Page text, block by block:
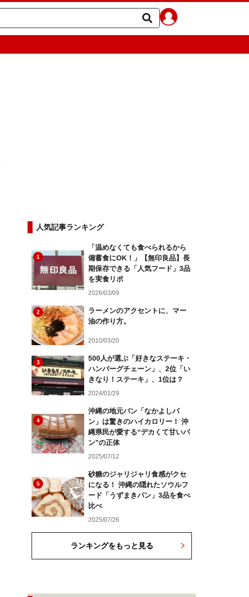
人気記事ランキング
1
「温めなくても食べられるから
備蓄食にOK！」【無印良品】長
期保存できる「人気フード」3品
を実食リポ
2026/03/09
2
ラーメンのアクセントに、マー
油の作り方。
2010/03/20
3
500人が選ぶ「好きなステーキ・
ハンバーグチェーン」、2位「い
きなり！ステーキ」、1位は？
2024/01/29
4
沖縄の地元パン「なかよしパ
ン」は驚きのハイカロリー！ 沖
縄県民が愛する“デカくて甘いパ
ン”の正体
2025/07/12
5
砂糖のジャリジャリ食感がクセ
になる！ 沖縄の隠れたソウルフ
ード「うずまきパン」3品を食べ
比べ
2025/07/26
ランキングをもっと見る